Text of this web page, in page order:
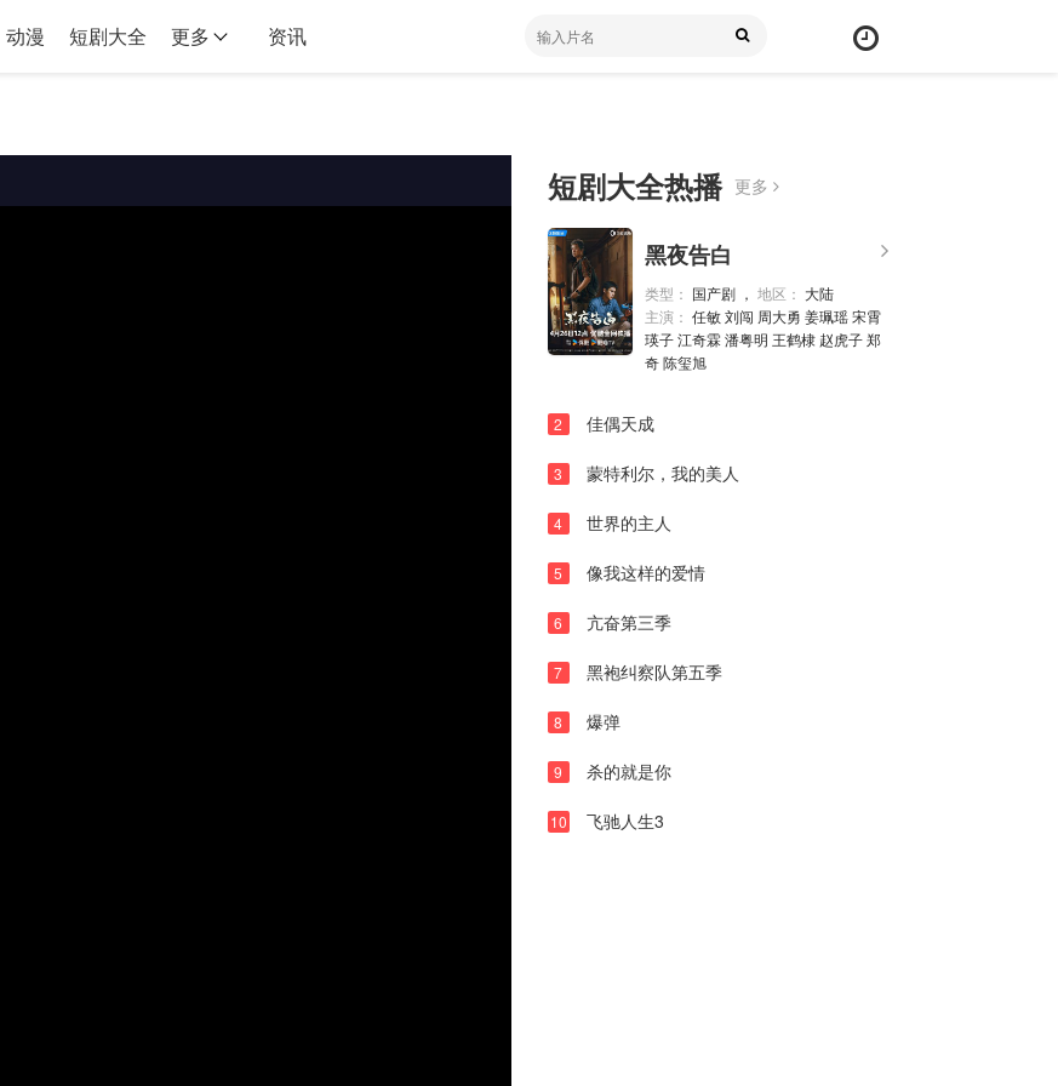
动漫 短剧大全 更多 资讯
第01集
第02集
第03集
第04集
第06集
第07集
第08集
第09集
第10集
第13集
第14集
第15集
弹
幕
颜
色
短剧大全热播 更多
黑夜告白
类型： 国产剧 ， 地区： 大陆
主演： 任敏 刘闯 周大勇 姜珮瑶 宋霄
瑛子 江奇霖 潘粤明 王鹤棣 赵虎子 郑
奇 陈玺旭
2 佳偶天成
3 蒙特利尔，我的美人
4 世界的主人
5 像我这样的爱情
6 亢奋第三季
7 黑袍纠察队第五季
8 爆弹
9 杀的就是你
10 飞驰人生3